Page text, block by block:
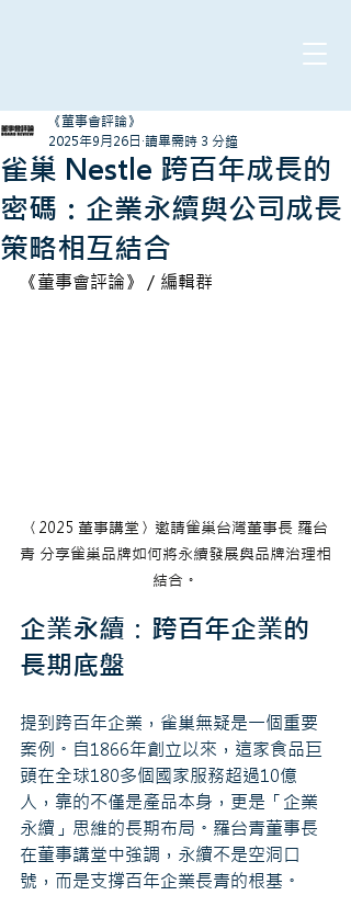
雀巢 Nestle 跨百年成長的
密碼：企業永續與公司成長
策略相互結合
《董事會評論》
2025年9月26日 讀畢需時 3 分鐘
《董事會評論》／編輯群
〈2025 董事講堂〉邀請雀巢台灣董事長 羅台
青 分享雀巢品牌如何將永續發展與品牌治理相
結合。
企業永續：跨百年企業的
長期底盤
提到跨百年企業，雀巢無疑是一個重要
案例。自1866年創立以來，這家食品巨
頭在全球180多個國家服務超過10億
人，靠的不僅是產品本身，更是「企業
永續」思維的長期布局。羅台青董事長
在董事講堂中強調，永續不是空洞口
號，而是支撐百年企業長青的根基。